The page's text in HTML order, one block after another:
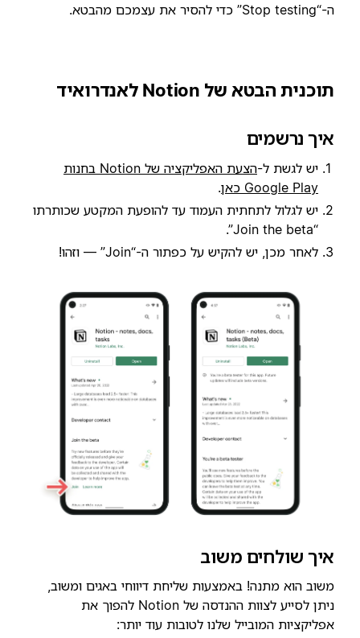
ה-“Stop testing” כדי להסיר את עצמכם מהבטא.
תוכנית הבטא של Notion לאנדרואיד
איך נרשמים
יש לגשת ל-
הצעת האפליקציה של Notion בחנות
Google Play כאן
.
יש לגלול לתחתית העמוד עד להופעת המקטע שכותרתו
“Join the beta”.
לאחר מכן, יש להקיש על כפתור ה-“Join” — וזהו!
איך שולחים משוב
משוב הוא מתנה! באמצעות שליחת דיווחי באגים ומשוב,
ניתן לסייע לצוות ההנדסה של Notion להפוך את
אפליקציות המובייל שלנו לטובות עוד יותר: